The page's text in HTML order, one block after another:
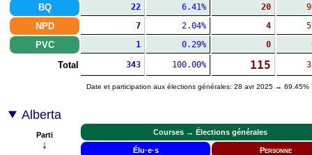
BQ 22 6.41% 20
NPD 7 2.04% 4
PVC 1 0.29% 0
Total 343 100.00% 115
Date et participation aux élections générales: 28 avr 2025 → 69.45%
Alberta
Parti
↓
Courses → Élections générales
Élu·e·s Personne